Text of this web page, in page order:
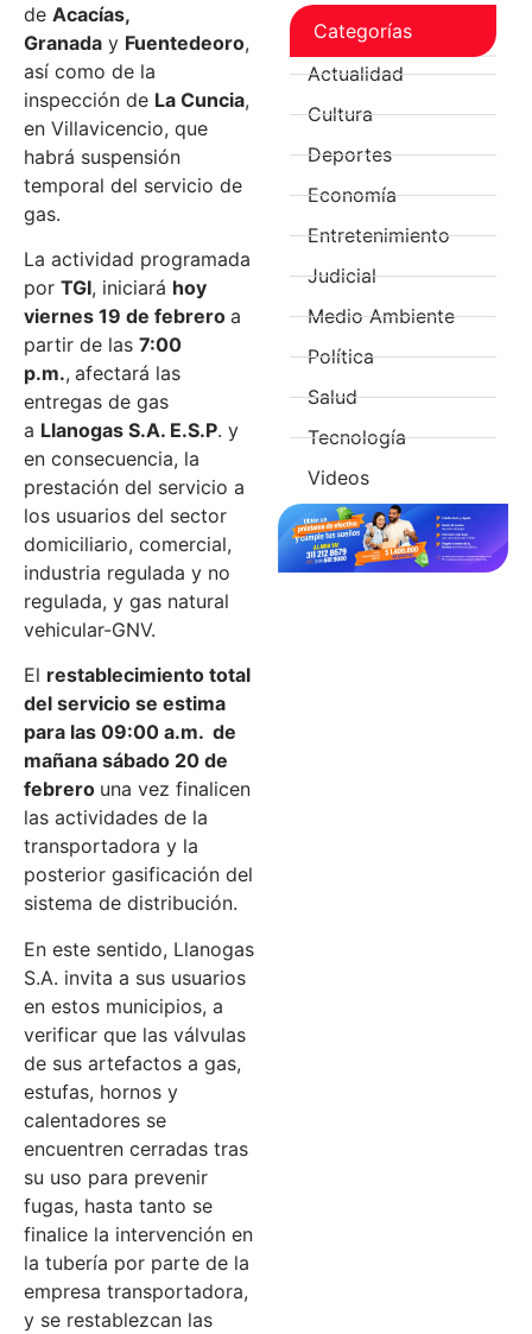
de Acacías,
Granada y Fuentedeoro,
así como de la
inspección de La Cuncia,
en Villavicencio, que
habrá suspensión
temporal del servicio de
gas.
La actividad programada
por TGI, iniciará hoy
viernes 19 de febrero a
partir de las 7:00
p.m., afectará las
entregas de gas
a Llanogas S.A. E.S.P. y
en consecuencia, la
prestación del servicio a
los usuarios del sector
domiciliario, comercial,
industria regulada y no
regulada, y gas natural
vehicular-GNV.
El restablecimiento total
del servicio se estima
para las 09:00 a.m. de
mañana sábado 20 de
febrero una vez finalicen
las actividades de la
transportadora y la
posterior gasificación del
sistema de distribución.
En este sentido, Llanogas
S.A. invita a sus usuarios
en estos municipios, a
verificar que las válvulas
de sus artefactos a gas,
estufas, hornos y
calentadores se
encuentren cerradas tras
su uso para prevenir
fugas, hasta tanto se
finalice la intervención en
la tubería por parte de la
empresa transportadora,
y se restablezcan las
Categorías
Actualidad
Cultura
Deportes
Economía
Entretenimiento
Judicial
Medio Ambiente
Política
Salud
Tecnología
Videos